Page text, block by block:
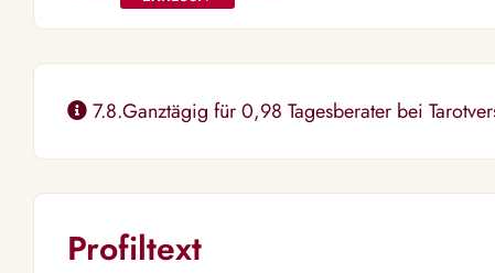
7.8.Ganztägig für 0,98 Tagesberater bei
Profiltext